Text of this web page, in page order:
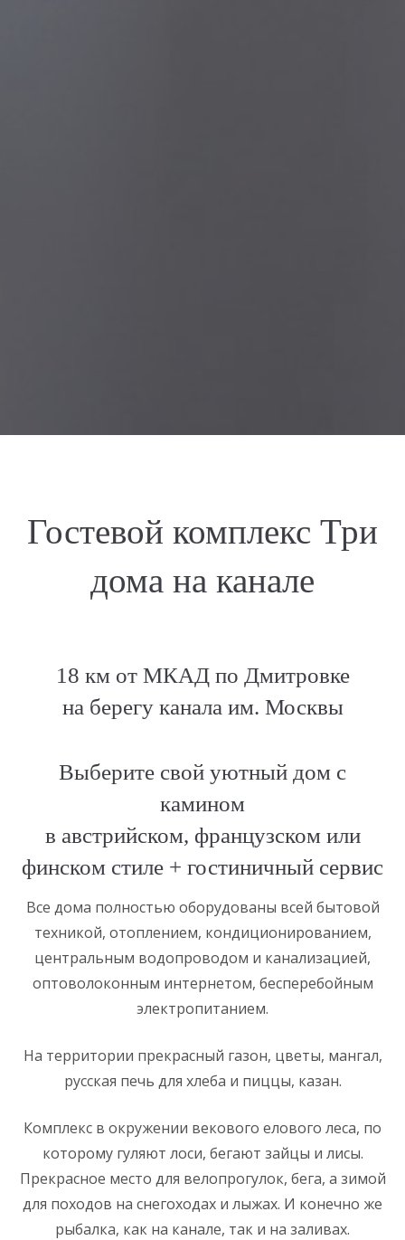
Гостевой комплекс Три
дома на канале
18 км от МКАД по Дмитровке
на берегу канала им. Москвы
Выберите свой уютный дом с
камином
в австрийском, французском или
финском стиле + гостиничный сервис
Все дома полностью оборудованы всей бытовой
техникой, отоплением, кондиционированием,
центральным водопроводом и канализацией,
оптоволоконным интернетом, бесперебойным
электропитанием.
На территории прекрасный газон, цветы, мангал,
русская печь для хлеба и пиццы, казан.
Комплекс в окружении векового елового леса, по
которому гуляют лоси, бегают зайцы и лисы.
Прекрасное место для велопрогулок, бега, а зимой
для походов на снегоходах и лыжах. И конечно же
рыбалка, как на канале, так и на заливах.